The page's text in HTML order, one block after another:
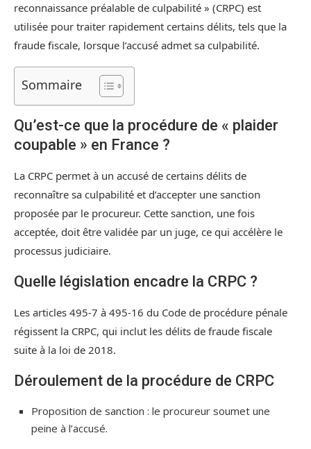
reconnaissance préalable de culpabilité » (CRPC) est
utilisée pour traiter rapidement certains délits, tels que la
fraude fiscale, lorsque l’accusé admet sa culpabilité.
Sommaire
Qu’est-ce que la procédure de « plaider
coupable » en France ?
La CRPC permet à un accusé de certains délits de
reconnaître sa culpabilité et d’accepter une sanction
proposée par le procureur. Cette sanction, une fois
acceptée, doit être validée par un juge, ce qui accélère le
processus judiciaire.
Quelle législation encadre la CRPC ?
Les articles 495-7 à 495-16 du Code de procédure pénale
régissent la CRPC, qui inclut les délits de fraude fiscale
suite à la loi de 2018.
Déroulement de la procédure de CRPC
Proposition de sanction : le procureur soumet une
peine à l’accusé.